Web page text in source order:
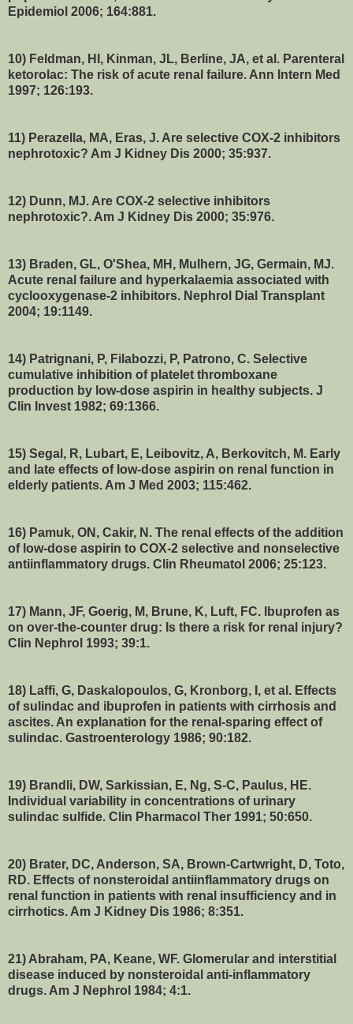
Epidemiol 2006; 164:881.
10) Feldman, HI, Kinman, JL, Berline, JA, et al. Parenteral
ketorolac: The risk of acute renal failure. Ann Intern Med
1997; 126:193.
11) Perazella, MA, Eras, J. Are selective COX-2 inhibitors
nephrotoxic? Am J Kidney Dis 2000; 35:937.
12) Dunn, MJ. Are COX-2 selective inhibitors
nephrotoxic?. Am J Kidney Dis 2000; 35:976.
13) Braden, GL, O'Shea, MH, Mulhern, JG, Germain, MJ.
Acute renal failure and hyperkalaemia associated with
cyclooxygenase-2 inhibitors. Nephrol Dial Transplant
2004; 19:1149.
14) Patrignani, P, Filabozzi, P, Patrono, C. Selective
cumulative inhibition of platelet thromboxane
production by low-dose aspirin in healthy subjects. J
Clin Invest 1982; 69:1366.
15) Segal, R, Lubart, E, Leibovitz, A, Berkovitch, M. Early
and late effects of low-dose aspirin on renal function in
elderly patients. Am J Med 2003; 115:462.
16) Pamuk, ON, Cakir, N. The renal effects of the addition
of low-dose aspirin to COX-2 selective and nonselective
antiinflammatory drugs. Clin Rheumatol 2006; 25:123.
17) Mann, JF, Goerig, M, Brune, K, Luft, FC. Ibuprofen as
on over-the-counter drug: Is there a risk for renal injury?
Clin Nephrol 1993; 39:1.
18) Laffi, G, Daskalopoulos, G, Kronborg, I, et al. Effects
of sulindac and ibuprofen in patients with cirrhosis and
ascites. An explanation for the renal-sparing effect of
sulindac. Gastroenterology 1986; 90:182.
19) Brandli, DW, Sarkissian, E, Ng, S-C, Paulus, HE.
Individual variability in concentrations of urinary
sulindac sulfide. Clin Pharmacol Ther 1991; 50:650.
20) Brater, DC, Anderson, SA, Brown-Cartwright, D, Toto,
RD. Effects of nonsteroidal antiinflammatory drugs on
renal function in patients with renal insufficiency and in
cirrhotics. Am J Kidney Dis 1986; 8:351.
21) Abraham, PA, Keane, WF. Glomerular and interstitial
disease induced by nonsteroidal anti-inflammatory
drugs. Am J Nephrol 1984; 4:1.